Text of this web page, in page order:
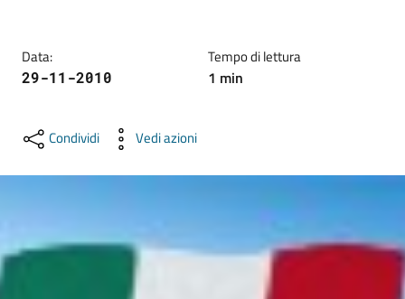
e
Innovazione
delle
Data:
29-11-2010
Tempo di lettura
1 min
Condividi Vedi azioni